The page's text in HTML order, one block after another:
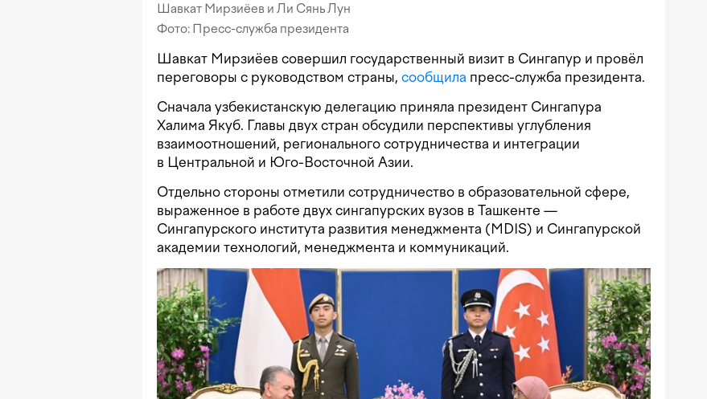
Шавкат Мирзиёев и Ли Сянь Лун
Фото: Пресс-служба президента
Шавкат Мирзиёев совершил государственный визит в Сингапур и провёл
переговоры с руководством страны, сообщила пресс-служба президента.
Сначала узбекистанскую делегацию приняла президент Сингапура
Халима Якуб. Главы двух стран обсудили перспективы углубления
взаимоотношений, регионального сотрудничества и интеграции
в Центральной и Юго-Восточной Азии.
Отдельно стороны отметили сотрудничество в образовательной сфере,
выраженное в работе двух сингапурских вузов в Ташкенте —
Сингапурского института развития менеджмента (MDIS) и Сингапурской
академии технологий, менеджмента и коммуникаций.